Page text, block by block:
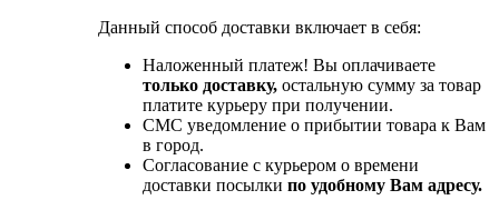
Данный способ доставки включает в себя:
Наложенный платеж! Вы оплачиваете
только доставку, остальную сумму за товар
платите курьеру при получении.
СМС уведомление о прибытии товара к Вам
в город.
Согласование с курьером о времени
доставки посылки по удобному Вам адресу.